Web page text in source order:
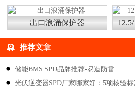
出口浪涌保护器
推荐文章
储能BMS SPD品牌推荐-易造防雷
光伏逆变器SPD厂家哪家好：5项核验标